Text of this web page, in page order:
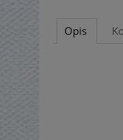
Opis